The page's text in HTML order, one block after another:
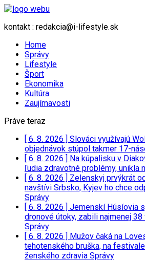
kontakt : redakcia@i-lifestyle.sk
Home
Správy
Lifestyle
Šport
Ekonomika
Kultúra
Zaujímavosti
Práve teraz
[ 6. 8. 2026 ] Slováci využívajú
objednávok stúpol takmer 17-
[ 6. 8. 2026 ] Na kúpalisku v
ľudia zdravotné problémy, unikla
[ 6. 8. 2026 ] Zelenskyj prvýkrát
navštívi Srbsko, Kyjev ho chce
Správy
[ 6. 8. 2026 ] Jemenskí Húsíovia
dronové útoky, zabili najmenej
Správy
[ 6. 8. 2026 ] Mužov čaká na
tehotenského bruška, na
ženského zdravia Správy